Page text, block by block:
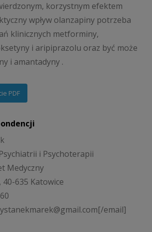
korzystnym efektem
wpływ olanzapiny potrzeba
klinicznych metforminy,
i aripiprazolu oraz być może
i amantadyny .
PDF
i Psychoterapii
Medyczny
40-635 Katowice
email]